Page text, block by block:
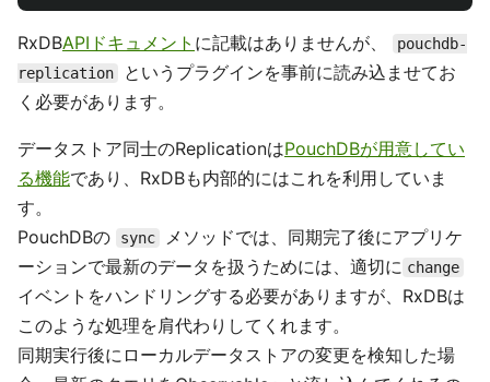
RxDBAPIドキュメント に記載はありませんが、
pouchdb-
replication
というプラグインを事前に読み込ませてお
く必要があります。
データストア同士のReplicationはPouchDBが用意してい
る機能であり、RxDBも内部的にはこれを利用していま
す。
PouchDBの
sync
メソッドでは、同期完了後にアプリケ
ーションで最新のデータを扱うためには、適切に change
イベントをハンドリングする必要がありますが、RxDBは
このような処理を肩代わりしてくれます。
同期実行後にローカルデータストアの変更を検知した場